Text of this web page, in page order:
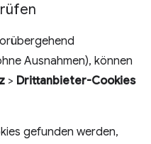
Ausnahmen), können
> Drittanbieter-Cookies
gefunden werden,